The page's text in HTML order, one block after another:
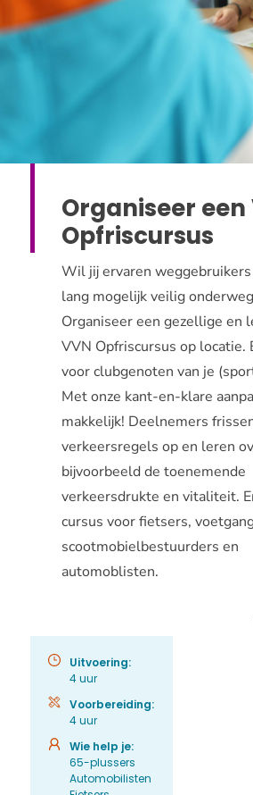
Organiseer een
Opfriscursus
Wil jij ervaren
lang mogelijk veilig
Organiseer een gezellige en
VVN Opfriscursus op locatie.
voor clubgenoten van je
Met onze kant-en-klare
makkelijk! Deelnemers
verkeersregels op en leren
bijvoorbeeld de toenemende
verkeersdrukte en vitaliteit.
cursus voor fietsers,
scootmobielbestuurders en
automoblisten.
Uitvoering:
4 uur
Voorbereiding:
4 uur
Wie help je:
65-plussers
Automobilisten